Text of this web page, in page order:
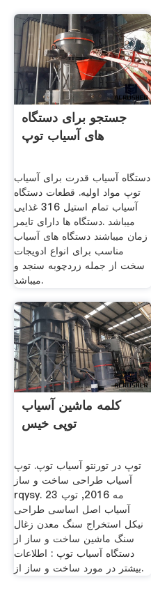
جستجو برای دستگاه
های آسیاب توپ
دستگاه آسیاب قدرت برای آسیاب
توپ مواد اولیه. قطعات دستگاه
آسیاب تمام استیل 316 غذایی
میباشد .دستگاه ها دارای تایمر
زمان میباشند دستگاه های آسیاب
مناسب برای انواع ادویجات
سخت از جمله زردچوبه سنجد و
میباشد.
کلمه ماشین آسیاب
توپی خیس
توپ در تورنتو آسیاب توپ. توپ
آسیاب طراحی ساخت و ساز
rqysy. 23 مه 2016, توپ
آسیاب اصل اساسی طراحی
نیکل استخراج سنگ معدن زغال
سنگ ماشین ساخت و ساز از
دستگاه آسیاب توپ : اطلاعات
بیشتر در مورد ساخت و ساز از.